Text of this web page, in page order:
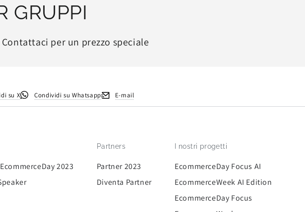
GRUPPI
per un prezzo speciale
su X Condividi su Whatsapp E-mail
2023
Partners
Partner 2023
Diventa Partner
I nostri progetti
EcommerceDay Focus AI
EcommerceWeek AI Edition
EcommerceDay Focus